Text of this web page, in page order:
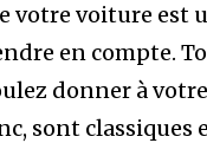
votre voiture est
en compte.
donner à
sont